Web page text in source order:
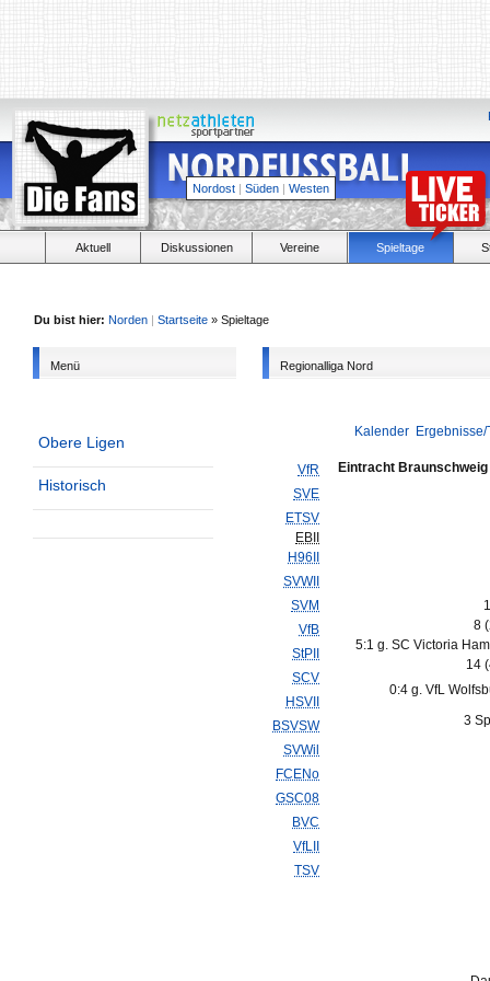
Nordost | Süden | Westen
Aktuell Diskussionen Vereine Spieltage
Du bist hier: Norden | Startseite » Spieltage
Menü
Obere Ligen
Historisch
Regionalliga Nord
Kalender
VfR
SVE
ETSV
EBII
H96II
SVWII
SVM
VfB
StPII
SCV
HSVII
BSVSW
SVWil
FCENo
GSC08
BVC
VfLII
TSV
Eintracht Braunschweig
8
5:1 g. SC Victoria
14
0:4 g. VfL
3